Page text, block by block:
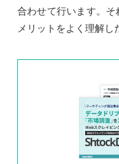
合わせて行います。
メリットをよく理解し